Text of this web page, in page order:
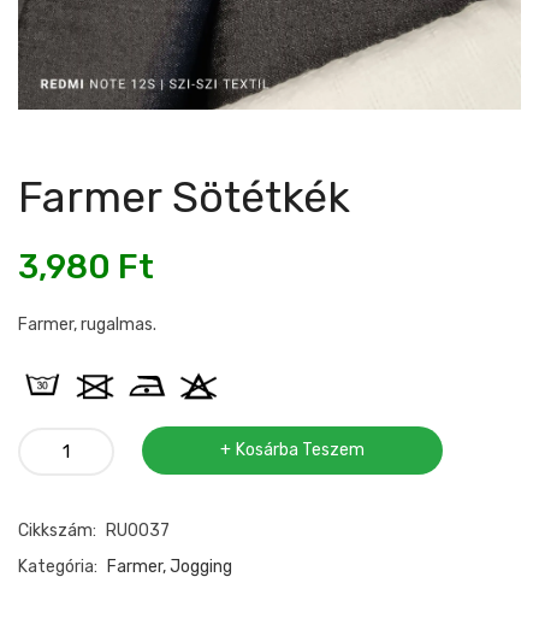
Farmer Sötétkék
3,980 Ft
Farmer, rugalmas.
Farmer
Kosárba Teszem
Cikkszám:
RU0037
Kategória:
Farmer, Jogging